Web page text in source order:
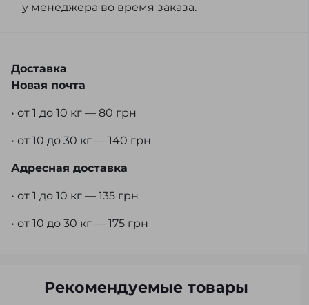
у менеджера во время заказа.
Доставка
Новая почта
• от 1 до 10 кг — 80 грн
• от 10 до 30 кг — 140 грн
Адресная доставка
• от 1 до 10 кг — 135 грн
• от 10 до 30 кг — 175 грн
Рекомендуемые товары